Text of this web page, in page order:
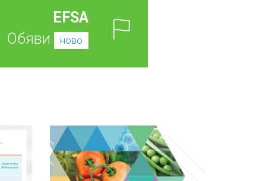
EFSA
Обяви
ново